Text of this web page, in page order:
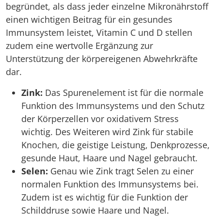
begründet, als dass jeder einzelne Mikronährstoff
einen wichtigen Beitrag für ein gesundes
Immunsystem leistet, Vitamin C und D stellen
zudem eine wertvolle Ergänzung zur
Unterstützung der körpereigenen Abwehrkräfte
dar.
Zink: Das Spurenelement ist für die normale
Funktion des Immunsystems und den Schutz
der Körperzellen vor oxidativem Stress
wichtig. Des Weiteren wird Zink für stabile
Knochen, die geistige Leistung, Denkprozesse,
gesunde Haut, Haare und Nagel gebraucht.
Selen: Genau wie Zink tragt Selen zu einer
normalen Funktion des Immunsystems bei.
Zudem ist es wichtig für die Funktion der
Schilddruse sowie Haare und Nagel.